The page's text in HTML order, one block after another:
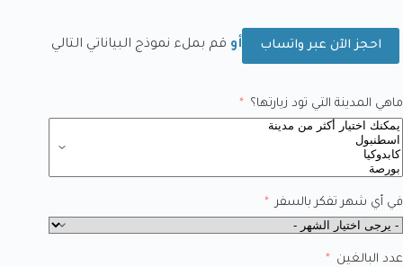
احجز الآن عبر واتساب أو قم بملء نموذج البياناتي التالي
ماهي المدينة التي تود زيارتها؟
في أي شهر تفكر بالسفر
عدد البالغين